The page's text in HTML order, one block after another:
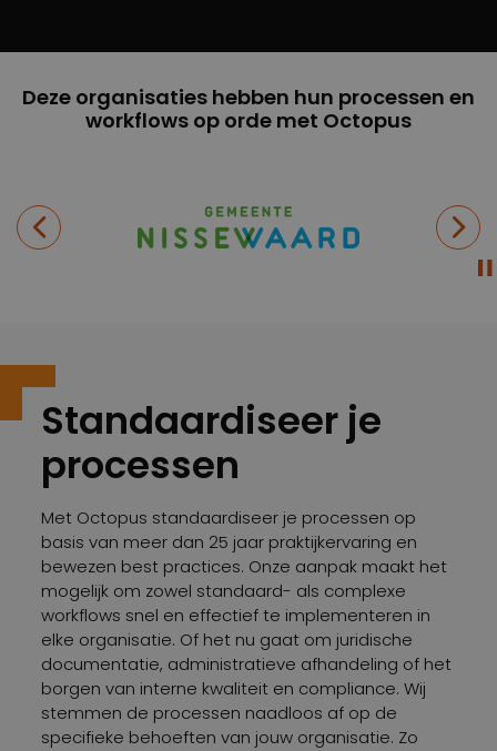
Deze organisaties hebben hun processen en
workflows op orde met Octopus
Standaardiseer je
processen
Met Octopus standaardiseer je processen op
basis van meer dan 25 jaar praktijkervaring en
bewezen best practices. Onze aanpak maakt het
mogelijk om zowel standaard- als complexe
workflows snel en effectief te implementeren in
elke organisatie. Of het nu gaat om juridische
documentatie, administratieve afhandeling of het
borgen van interne kwaliteit en compliance. Wij
stemmen de processen naadloos af op de
specifieke behoeften van jouw organisatie. Zo